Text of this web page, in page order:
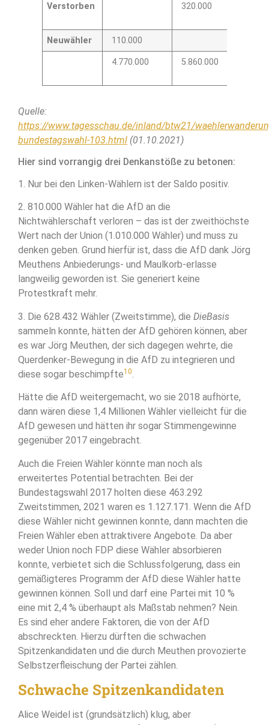
Verstorben 320.000
Neuwähler 110.000
4.770.000 5.860.000
Quelle:
https://www.tagesschau.de/inland/btw21/
bundestagswahl-103.html (01.10.2021)
Hier sind vorrangig drei Denkanstöße zu betonen:
1. Nur bei den Linken-Wählern ist der Saldo positiv.
2. 810.000 Wähler hat die AfD an die
Nichtwählerschaft verloren – das ist der zweithöchste
Wert nach der Union (1.010.000 Wähler) und muss zu
denken geben. Grund hierfür ist, dass die AfD dank Jörg
Meuthens Anbiederungs- und Maulkorb-erlasse
langweilig geworden ist. Sie generiert keine
Protestkraft mehr.
3. Die 628.432 Wähler (Zweitstimme), die DieBasis
sammeln konnte, hätten der AfD gehören können, aber
es war Jörg Meuthen, der sich dagegen wehrte, die
Querdenker-Bewegung in die AfD zu integrieren und
diese sogar beschimpfte10
Hätte die AfD weitergemacht, wo sie 2018 aufhörte,
dann wären diese 1,4 Millionen Wähler vielleicht für die
AfD gewesen und hätten ihr sogar Stimmengewinne
gegenüber 2017 eingebracht.
Auch die Freien Wähler könnte man noch als
erweitertes Potential betrachten. Bei der
Bundestagswahl 2017 holten diese 463.292
Zweitstimmen, 2021 waren es 1.127.171. Wenn die AfD
diese Wähler nicht gewinnen konnte, dann machten die
Freien Wähler eben attraktivere Angebote. Da aber
weder Union noch FDP diese Wähler absorbieren
konnte, verbietet sich die Schlussfolgerung, dass ein
gemäßigteres Programm der AfD diese Wähler hatte
gewinnen können. Soll und darf eine Partei mit 10 %
eine mit 2,4 % überhaupt als Maßstab nehmen? Nein.
Es sind eher andere Faktoren, die von der AfD
abschreckten. Hierzu dürften die schwachen
Spitzenkandidaten und die durch Meuthen provozierte
Selbstzerfleischung der Partei zählen.
Schwache Spitzenkandidaten
Alice Weidel ist (grundsätzlich) klug, aber